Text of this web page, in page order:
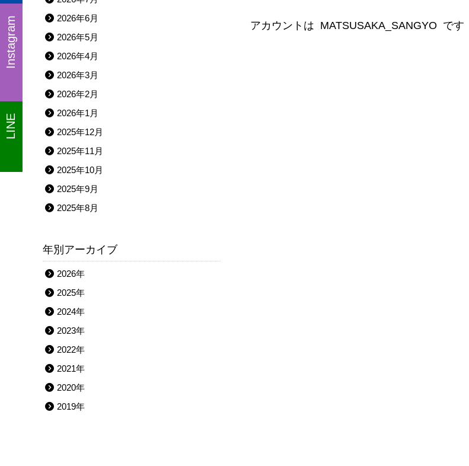
アカウントは MATSUSAKA_SANGYO です
2026年6月
2026年5月
2026年4月
2026年3月
2026年2月
2026年1月
2025年12月
2025年11月
2025年10月
2025年9月
2025年8月
年別アーカイブ
2026年
2025年
2024年
2023年
2022年
2021年
2020年
2019年
LINE
Instagram